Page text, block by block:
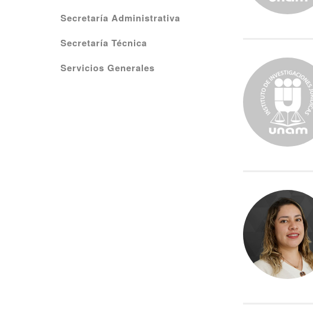
Secretaría Administrativa
Secretaría Técnica
Servicios Generales